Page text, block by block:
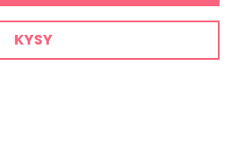
KYSY